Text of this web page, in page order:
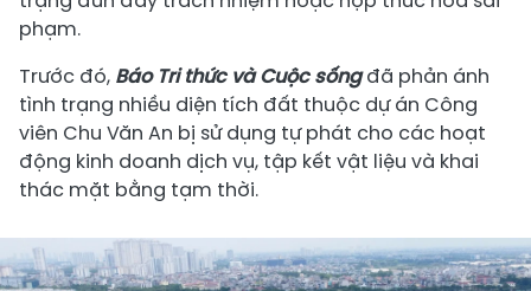
phạm.
Trước đó, Báo Tri thức và Cuộc sốngđã phản ánh
tình trạng nhiều diện tích đất thuộc dự án Công
viên Chu Văn An bị sử dụng tự phát cho các hoạt
động kinh doanh dịch vụ, tập kết vật liệu và khai
thác mặt bằng tạm thời.